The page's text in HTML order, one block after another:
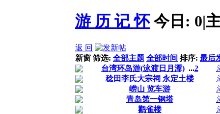
游 历 记 怀 今日: 0|
返 回
新窗 筛选: 全部主题 全部时间 排序: 最后
台湾环岛游(泳渡日月潭) ...2
稔田李氏大宗祠 永定土楼
崂山 览车游
青岛第一钢塔
鹳雀楼